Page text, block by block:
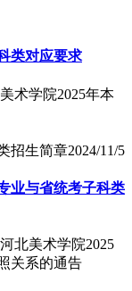
类对应要求
术学院2025年本
招生简章2024/11/5
业与省统考子科类
北美术学院2025
关系的通告